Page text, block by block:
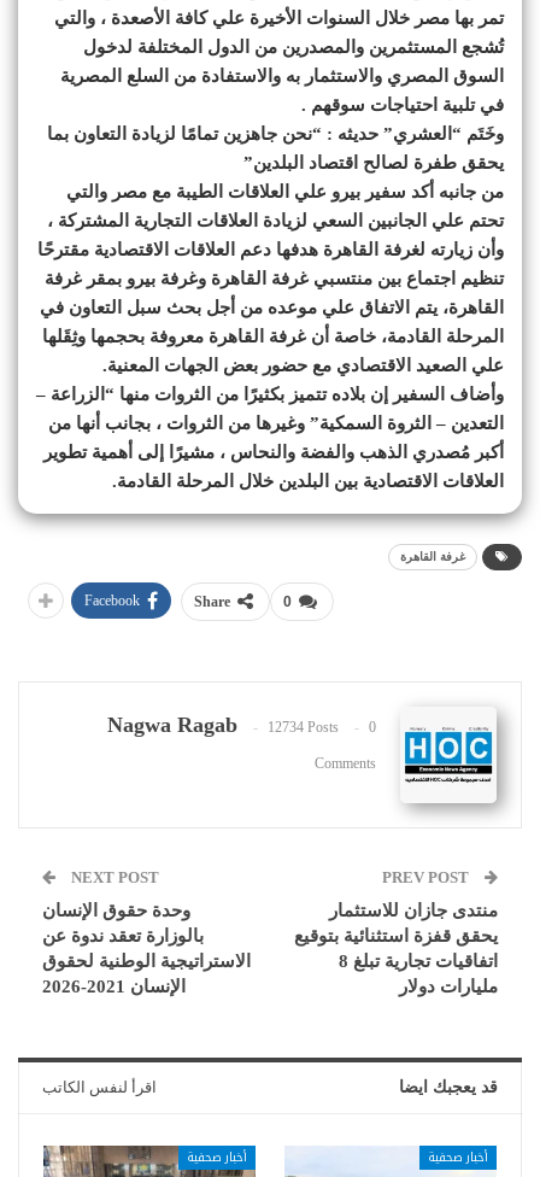
تمر بها مصر خلال السنوات الأخيرة علي كافة الأصعدة ، والتي
تُشجع المستثمرين والمصدرين من الدول المختلفة لدخول
السوق المصري والاستثمار به والاستفادة من السلع المصرية
في تلبية احتياجات سوقهم .
وخَتَم “العشري” حديثه : “نحن جاهزين تمامًا لزيادة التعاون بما
يحقق طفرة لصالح اقتصاد البلدين”
من جانبه أكد سفير بيرو علي العلاقات الطيبة مع مصر والتي
تحتم علي الجانبين السعي لزيادة العلاقات التجارية المشتركة ،
وأن زيارته لغرفة القاهرة هدفها دعم العلاقات الاقتصادية مقترحًا
تنظيم اجتماع بين منتسبي غرفة القاهرة وغرفة بيرو بمقر غرفة
القاهرة، يتم الاتفاق علي موعده من أجل بحث سبل التعاون في
المرحلة القادمة، خاصة أن غرفة القاهرة معروفة بحجمها وثِقَلها
علي الصعيد الاقتصادي مع حضور بعض الجهات المعنية.
وأضاف السفير إن بلاده تتميز بكثيرًا من الثروات منها “الزراعة –
التعدين – الثروة السمكية” وغيرها من الثروات ، بجانب أنها من
أكبر مُصدري الذهب والفضة والنحاس ، مشيرًا إلى أهمية تطوير
العلاقات الاقتصادية بين البلدين خلال المرحلة القادمة.
غرفة القاهرة
0
Share
Facebook
Nagwa Ragab 12734 Posts 0
Comments
منتدى جازان للاستثمار
يحقق قفزة استثنائية بتوقيع
اتفاقيات تجارية تبلغ 8
مليارات دولار
NEXT POST
وحدة حقوق الإنسان
بالوزارة تعقد ندوة عن
الاستراتيجية الوطنية لحقوق
الإنسان 2021-2026
قد يعجبك ايضا اقرأ لنفس الكاتب
أخبار صحفية أخبار صحفية